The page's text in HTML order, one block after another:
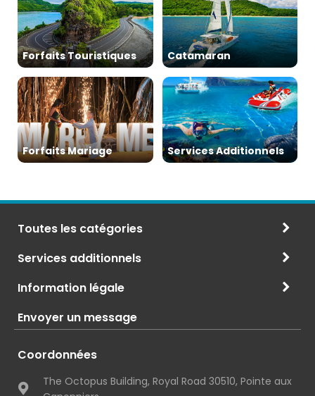
Forfaits Touristiques Catamaran
Forfaits Mariage Services Additionnels
Toutes les catégories
Services additionnels
Information légale
Envoyer un message
Coordonnées
The Octopus Building, Royal Road 30510, Pointe aux